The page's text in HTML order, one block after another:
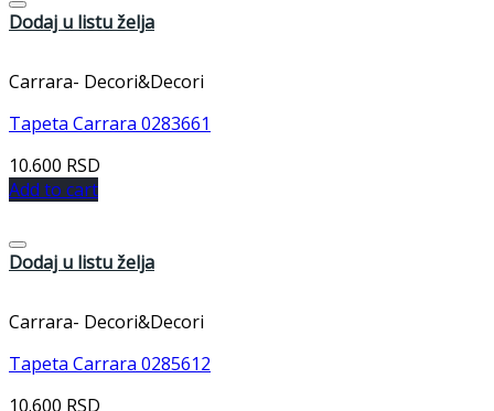
Dodaj u listu želja
Carrara- Decori&Decori
Tapeta Carrara 0283661
10.600 RSD
Add to cart
Dodaj u listu želja
Carrara- Decori&Decori
Tapeta Carrara 0285612
10.600 RSD